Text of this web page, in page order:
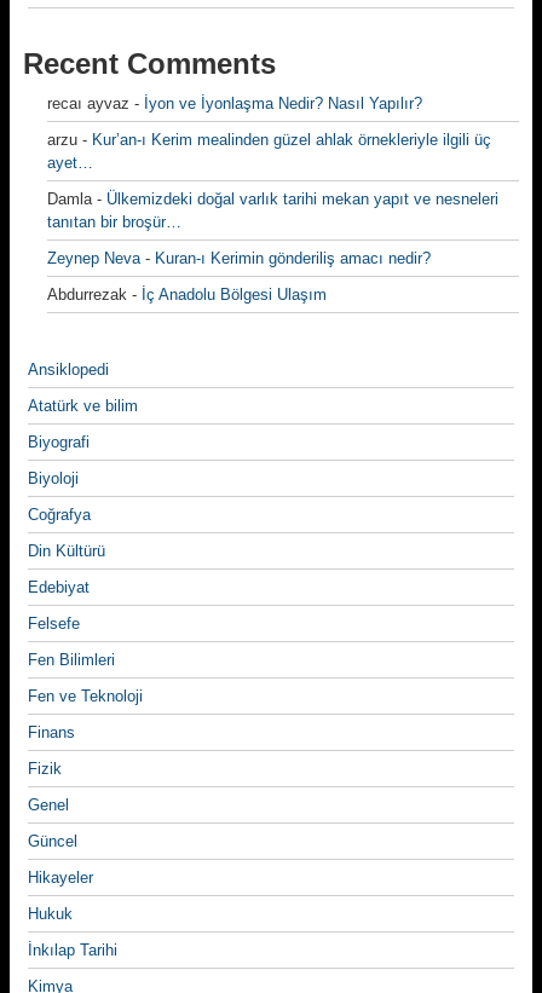
Recent Comments
recaı ayvaz - İyon ve İyonlaşma Nedir? Nasıl Yapılır?
arzu - Kur’an-ı Kerim mealinden güzel ahlak örnekleriyle ilgili üç
ayet…
Damla - Ülkemizdeki doğal varlık tarihi mekan yapıt ve nesneleri
tanıtan bir broşür…
Zeynep Neva - Kuran-ı Kerimin gönderiliş amacı nedir?
Abdurrezak - İç Anadolu Bölgesi Ulaşım
Ansiklopedi
Atatürk ve bilim
Biyografi
Biyoloji
Coğrafya
Din Kültürü
Edebiyat
Felsefe
Fen Bilimleri
Fen ve Teknoloji
Finans
Fizik
Genel
Güncel
Hikayeler
Hukuk
İnkılap Tarihi
Kimya